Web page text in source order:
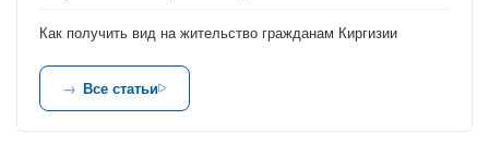
Как получить вид на жительство гражданам Киргизии
Все статьи